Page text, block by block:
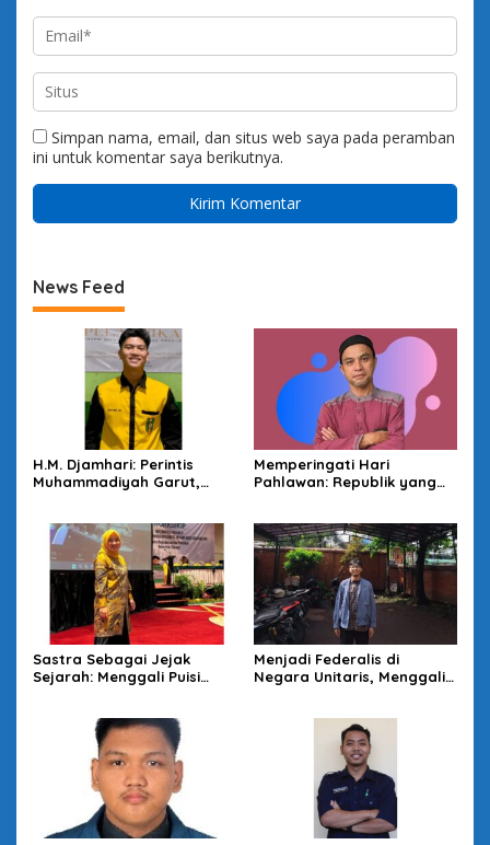
Simpan nama, email, dan situs web saya pada peramban
ini untuk komentar saya berikutnya.
News Feed
H.M. Djamhari: Perintis
Muhammadiyah Garut,
Memperingati Hari
Pahlawan: Republik yang
Sastra Sebagai Jejak
Sejarah: Menggali Puisi
Menjadi Federalis di
Negara Unitaris, Menggali